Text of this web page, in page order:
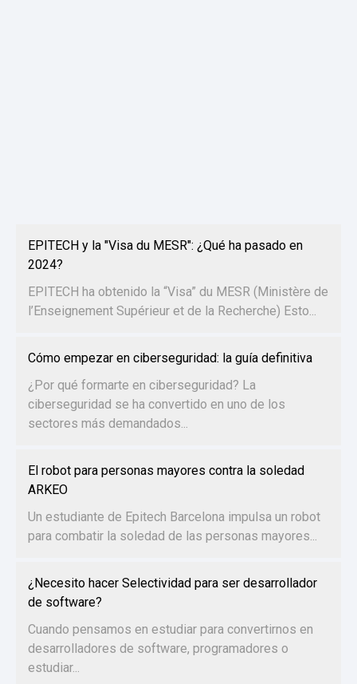
EPITECH y la "Visa du MESR": ¿Qué ha pasado en
2024?
EPITECH ha obtenido la “Visa” du MESR (Ministère de
l’Enseignement Supérieur et de la Recherche) Esto...
Cómo empezar en ciberseguridad: la guía definitiva
¿Por qué formarte en ciberseguridad? La
ciberseguridad se ha convertido en uno de los
sectores más demandados...
El robot para personas mayores contra la soledad
ARKEO
Un estudiante de Epitech Barcelona impulsa un robot
para combatir la soledad de las personas mayores...
¿Necesito hacer Selectividad para ser desarrollador
de software?
Cuando pensamos en estudiar para convertirnos en
desarrolladores de software, programadores o
estudiar...